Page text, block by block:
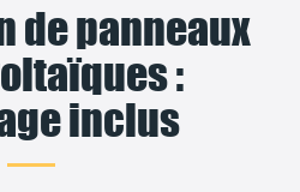
de panneaux
:
inclus